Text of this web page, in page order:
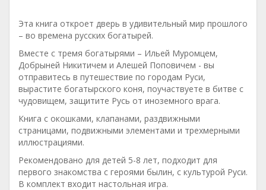
Эта книга откроет дверь в удивительный мир прошлого
– во времена русских богатырей.
Вместе с тремя богатырями – Ильей Муромцем,
Добрыней Никитичем и Алешей Поповичем - вы
отправитесь в путешествие по городам Руси,
вырастите богатырского коня, поучаствуете в битве с
чудовищем, защитите Русь от иноземного врага.
Книга с окошками, клапанами, раздвижными
страницами, подвижными элементами и трехмерными
иллюстрациями.
Рекомендовано для детей 5-8 лет, подходит для
первого знакомства с героями былин, с культурой Руси.
В комплект входит настольная игра.